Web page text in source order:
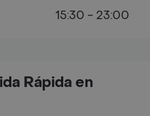
Rápida en
15:30 - 23:00